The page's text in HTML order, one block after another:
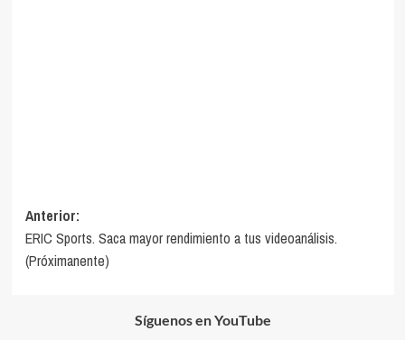
Navegación
de
entradas
Anterior:
ERIC Sports. Saca mayor rendimiento a tus videoanálisis.
(Próximanente)
Síguenos en YouTube